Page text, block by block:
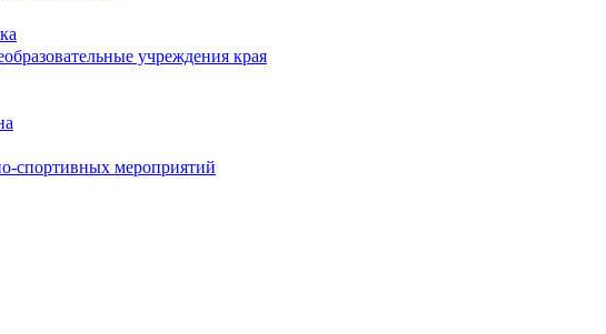
учреждения края
спортивных мероприятий